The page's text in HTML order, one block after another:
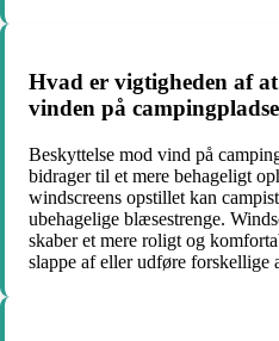
Hvad er vigtigheden af
vinden på
Beskyttelse mod vind på
bidrager til et mere behageligt
windscreens opstillet kan
ubehagelige blæsestrenge.
skaber et mere roligt og
slappe af eller udføre forskellige